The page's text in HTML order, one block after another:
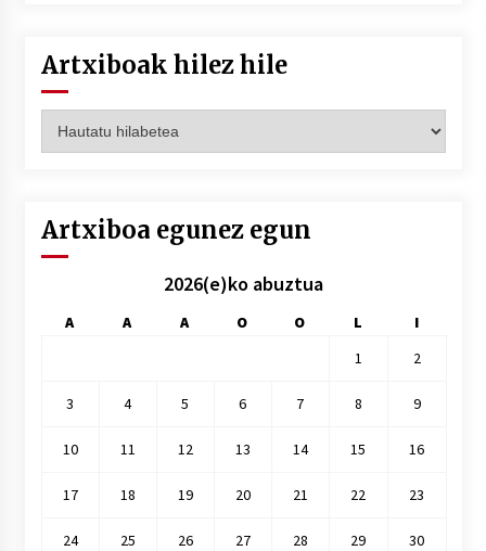
Artxiboak hilez hile
hilez
Artxiboa egunez egun
2026(e)ko abuztua
A A A O O L
I
1
2
3 4 5 6 7 8 9
10 11 12 13 14 15 16
17 18 19 20 21 22 23
24 25 26 27 28 29 30